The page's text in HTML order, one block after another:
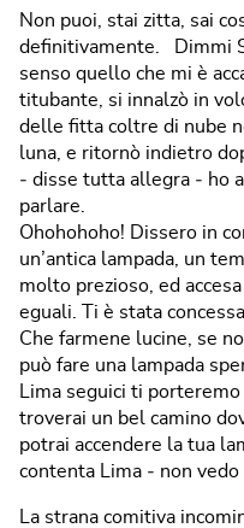
Non puoi, stai zitta, sai
definitivamente. Dimmi
senso quello che mi è
titubante, si innalzò in
delle fitta coltre di nube
luna, e ritornò indietro
‐ disse tutta allegra ‐ ho
parlare.
Ohohohoho! Dissero in
un’antica lampada, un
molto prezioso, ed
eguali. Ti è stata
Che farmene lucine, se
può fare una lampada
Lima seguici ti
troverai un bel camino
potrai accendere la tua
contenta Lima ‐ non vedo
La strana comitiva